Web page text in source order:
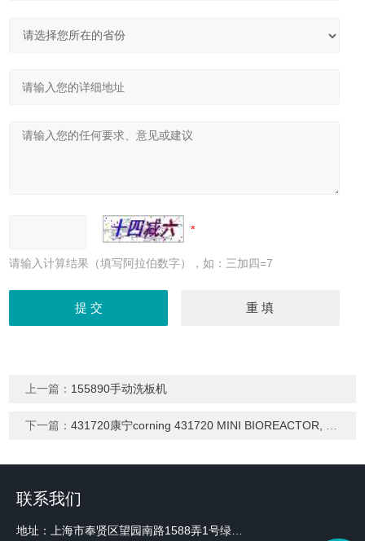
请输入计算结果（填写阿拉伯数字），如：三加四=7
上一篇： 155890手动洗板机
下一篇：431720康宁corning 431720 MINI BIOREACTOR, 50ML
联系我们